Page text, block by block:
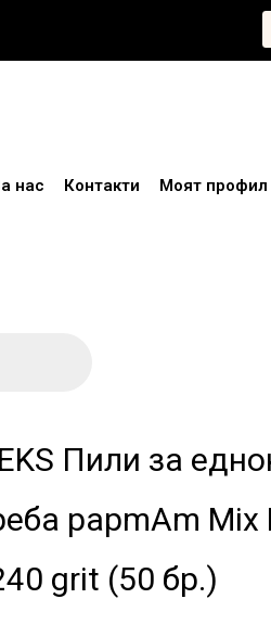
нас Контакти Моят профил
Пили за
papmAm Mix
grit (50 бр.)